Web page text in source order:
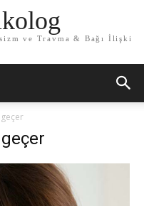
ve Travma & Bağı İlişki
geçer